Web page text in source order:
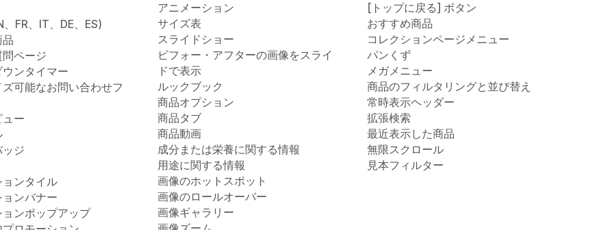
、FR、IT、DE、ES)
ページ
ンタイマー
可能なお問い合わせフ
ュー
ッジ
ンタイル
ンバナー
ンポップアップ
アニメーション
サイズ表
スライドショー
ビフォー・アフターの画像をスライ
ドで表示
ルックブック
商品オプション
商品タブ
商品動画
成分または栄養に関する情報
用途に関する情報
画像のホットスポット
画像のロールオーバー
画像ギャラリー
[トップに戻る] ボタン
おすすめ商品
コレクションページメニュー
パンくず
メガメニュー
商品のフィルタリングと並び替え
常時表示ヘッダー
拡張検索
最近表示した商品
無限スクロール
見本フィルター